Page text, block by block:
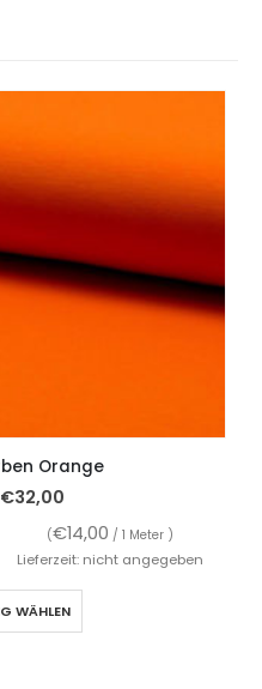
Orange
€32,00
(€14,00 / 1 Meter )
Lieferzeit: nicht angegeben
WÄHLEN